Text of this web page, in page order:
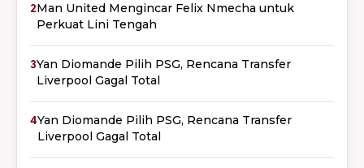
2Man United Mengincar Felix Nmecha untuk
Perkuat Lini Tengah
3Yan Diomande Pilih PSG, Rencana Transfer
Liverpool Gagal Total
4Yan Diomande Pilih PSG, Rencana Transfer
Liverpool Gagal Total